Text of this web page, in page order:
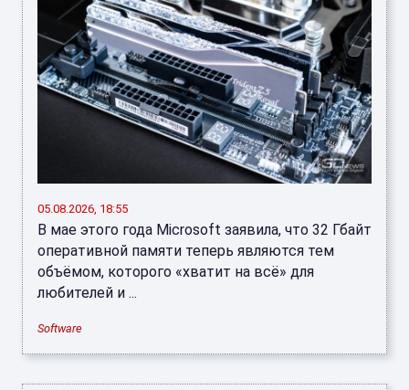
05.08.2026, 18:55
В мае этого года Microsoft заявила, что 32 Гбайт
оперативной памяти теперь являются тем
объёмом, которого «хватит на всё» для
любителей и ...
Software